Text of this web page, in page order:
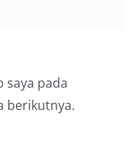
saya pada
berikutnya.